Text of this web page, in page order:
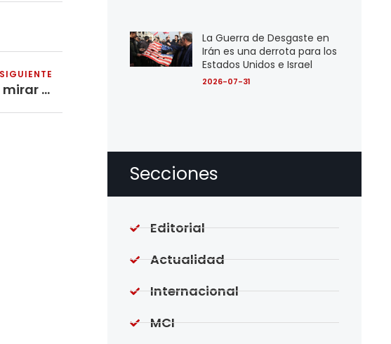
SIGUIENTE
Mirar hacia La Comuna de París, es mirar hacia el futuro
La Guerra de Desgaste en
Irán es una derrota para los
Estados Unidos e Israel
2026-07-31
Secciones
Editorial
Actualidad
Internacional
MCI